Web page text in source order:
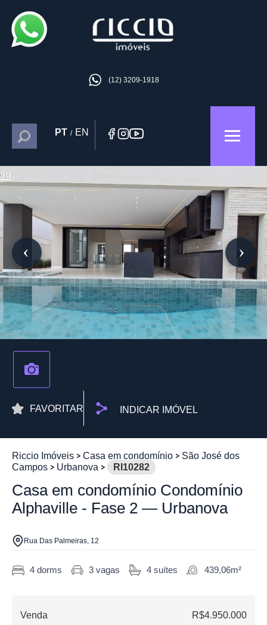
(12) 3209-1918
PT / EN
FAVORITAR INDICAR IMÓVEL
Riccio Imóveis Casa em condomínio
São José dos
Campos
Urbanova RI10282
Casa em condomínio Condomínio
Alphaville - Fase 2 — Urbanova
Rua Das Palmeiras, 12
4 dorms 3 vagas 4 suítes 439,06m²
Venda R$4.950.000